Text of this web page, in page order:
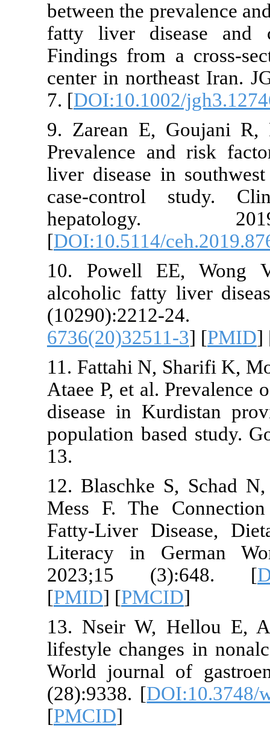
between the
fatty liver
Findings
center in
7. [
9. Zarean
Prevalence
liver
case-
[
10. Powell
alcoholic
11. Fattahi
Ataee P, et
disease in
population
12.
Mess F.
Fatty-Liver
Literacy in
2023;15
[PMID
13. Nseir
lifestyle
World
(28):9338. [